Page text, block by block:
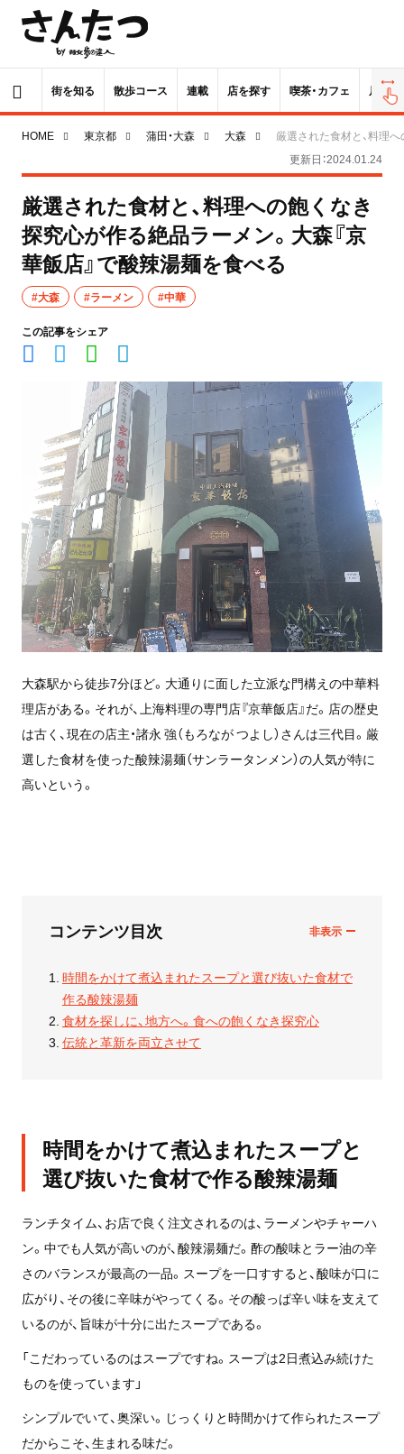
街を知る 散歩コース 連載 店を探す 喫茶・カフェ 居酒屋
HOME 東京都 蒲田・大森 大森
厳選された食材と、料理
更新日：2024.01.24
厳選された食材と、料理への飽くなき
探究心が作る絶品ラーメン。大森『京
華飯店』で酸辣湯麺を食べる
#大森 #ラーメン #中華
この記事をシェア
大森駅から徒歩7分ほど。大通りに面した立派な門構えの中華料
理店がある。それが、上海料理の専門店『京華飯店』だ。店の歴史
は古く、現在の店主・諸永 強（もろなが つよし）さんは三代目。厳
選した食材を使った酸辣湯麺（サンラータンメン）の人気が特に
高いという。
コンテンツ目次
時間をかけて煮込まれたスープと選び抜いた食材で
作る酸辣湯麺
食材を探しに、地方へ。食への飽くなき探究心
伝統と革新を両立させて
時間をかけて煮込まれたスープと
選び抜いた食材で作る酸辣湯麺
ランチタイム、お店で良く注文されるのは、ラーメンやチャーハ
ン。中でも人気が高いのが、酸辣湯麺だ。酢の酸味とラー油の辛
さのバランスが最高の一品。スープを一口すすると、酸味が口に
広がり、その後に辛味がやってくる。その酸っぱ辛い味を支えて
いるのが、旨味が十分に出たスープである。
「こだわっているのはスープですね。スープは2日煮込み続けた
ものを使っています」
シンプルでいて、奥深い。じっくりと時間かけて作られたスープ
だからこそ、生まれる味だ。